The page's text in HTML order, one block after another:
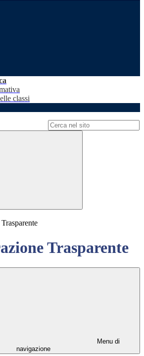
classi
Trasparente
Menu di
navigazione